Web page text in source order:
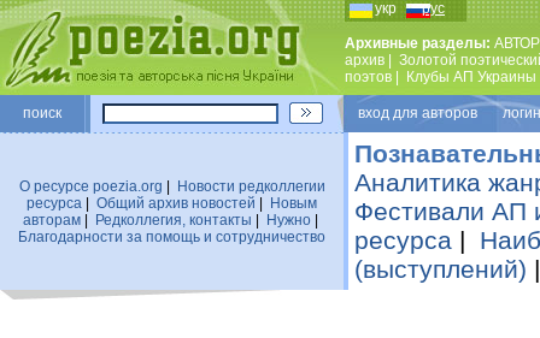
укр рус
Архивные разделы:
архив
Золотой
поэтов
Клубы АП Украины
поиск вход для авторов
О ресурсе poezia.org
Новости редколлегии
ресурса
Общий архив новостей
Новым
авторам| Редколлегия, контакты Нужно|
Благодарности за помощь и сотрудничество
Аналитика
Фестивали АП
ресурса |
(выступлений)